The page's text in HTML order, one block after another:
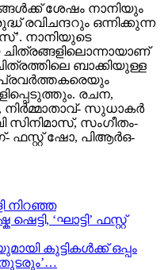
ശേഷം നാനിയും
രവിചന്ദറും ഒന്നിക്കുന്ന
നാനിയുടെ
ചിത്രങ്ങളിലൊന്നായാണ്
ബാക്കിയുള്ള
രചന,
നിർമ്മാതാവ്- സുധാകർ
സംഗീതം-
ഫസ്റ്റ് ഷോ, പിആർഒ-
നിറഞ്ഞ
‘ഘാട്ടി’ ഫസ്റ്റ്
കുട്ടികൾക്ക് ഒപ്പം